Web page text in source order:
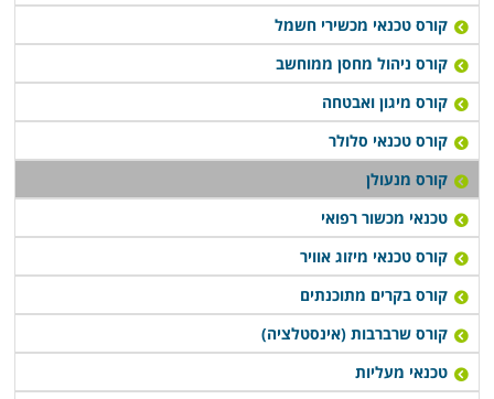
קורס טכנאי מכשירי חשמל
קורס ניהול מחסן ממוחשב
קורס מיגון ואבטחה
קורס טכנאי סלולר
קורס מנעולן
טכנאי מכשור רפואי
קורס טכנאי מיזוג אוויר
קורס בקרים מתוכנתים
קורס שרברבות (אינסטלציה)
טכנאי מעליות